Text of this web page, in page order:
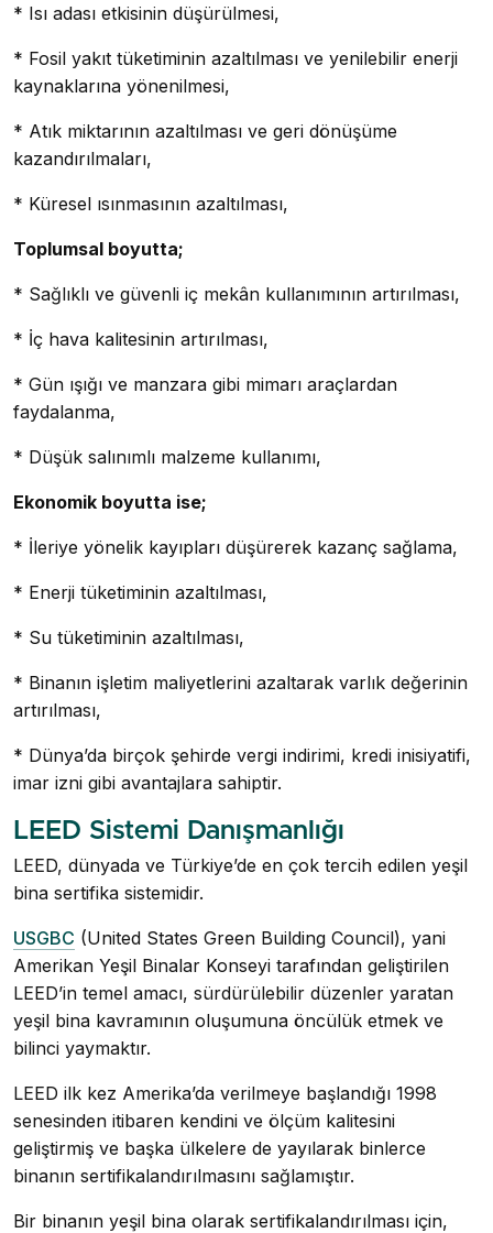
* Isı adası etkisinin düşürülmesi,
* Fosil yakıt tüketiminin azaltılması ve yenilebilir enerji
kaynaklarına yönenilmesi,
* Atık miktarının azaltılması ve geri dönüşüme
kazandırılmaları,
* Küresel ısınmasının azaltılması,
Toplumsal boyutta;
* Sağlıklı ve güvenli iç mekân kullanımının artırılması,
* İç hava kalitesinin artırılması,
* Gün ışığı ve manzara gibi mimarı araçlardan
faydalanma,
* Düşük salınımlı malzeme kullanımı,
Ekonomik boyutta ise;
* İleriye yönelik kayıpları düşürerek kazanç sağlama,
* Enerji tüketiminin azaltılması,
* Su tüketiminin azaltılması,
* Binanın işletim maliyetlerini azaltarak varlık değerinin
artırılması,
* Dünya’da birçok şehirde vergi indirimi, kredi inisiyatifi,
imar izni gibi avantajlara sahiptir.
LEED Sistemi Danışmanlığı
LEED, dünyada ve Türkiye’de en çok tercih edilen yeşil
bina sertifika sistemidir.
USGBC (United States Green Building Council), yani
Amerikan Yeşil Binalar Konseyi tarafından geliştirilen
LEED’in temel amacı, sürdürülebilir düzenler yaratan
yeşil bina kavramının oluşumuna öncülük etmek ve
bilinci yaymaktır.
LEED ilk kez Amerika’da verilmeye başlandığı 1998
senesinden itibaren kendini ve ölçüm kalitesini
geliştirmiş ve başka ülkelere de yayılarak binlerce
binanın sertifikalandırılmasını sağlamıştır.
Bir binanın yeşil bina olarak sertifikalandırılması için,